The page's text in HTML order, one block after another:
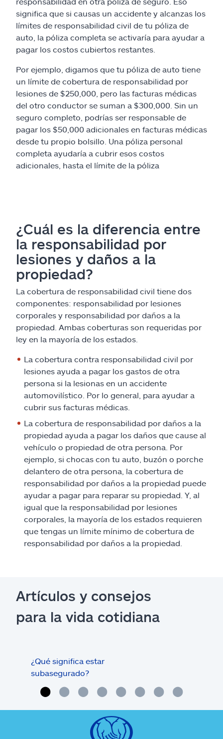
significa que si causas un accidente y alcanzas los
límites de responsabilidad civil de tu póliza de
auto, la póliza completa se activaría para ayudar a
pagar los costos cubiertos restantes.
Por ejemplo, digamos que tu póliza de auto tiene
un límite de cobertura de responsabilidad por
lesiones de $250,000, pero las facturas médicas
del otro conductor se suman a $300,000. Sin un
seguro completo, podrías ser responsable de
pagar los $50,000 adicionales en facturas médicas
desde tu propio bolsillo. Una póliza personal
completa ayudaría a cubrir esos costos
adicionales, hasta el límite de la póliza
¿Cuál es la diferencia entre
la responsabilidad por
lesiones y daños a la
propiedad?
La cobertura de responsabilidad civil tiene dos
componentes: responsabilidad por lesiones
corporales y responsabilidad por daños a la
propiedad. Ambas coberturas son requeridas por
ley en la mayoría de los estados.
La cobertura contra responsabilidad civil por
lesiones ayuda a pagar los gastos de otra
persona si la lesionas en un accidente
automovilístico. Por lo general, para ayudar a
cubrir sus facturas médicas.
La cobertura de responsabilidad por daños a la
propiedad ayuda a pagar los daños que cause al
vehículo o propiedad de otra persona. Por
ejemplo, si chocas con tu auto, buzón o porche
delantero de otra persona, la cobertura de
responsabilidad por daños a la propiedad puede
ayudar a pagar para reparar su propiedad. Y, al
igual que la responsabilidad por lesiones
corporales, la mayoría de los estados requieren
que tengas un límite mínimo de cobertura de
responsabilidad por daños a la propiedad.
Artículos y consejos
para la vida cotidiana
¿Qué significa estar
subasegurado?